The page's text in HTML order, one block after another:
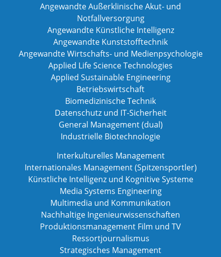
Angewandte Außerklinische Akut- und
Notfallversorgung
Angewandte Künstliche Intelligenz
Angewandte Kunststofftechnik
Angewandte Wirtschafts- und Medienpsychologie
Applied Life Science Technologies
Applied Sustainable Engineering
Betriebswirtschaft
Biomedizinische Technik
Datenschutz und IT-Sicherheit
General Management (dual)
Industrielle Biotechnologie
Interkulturelles Management
Internationales Management (Spitzensportler)
Künstliche Intelligenz und Kognitive Systeme
Media Systems Engineering
Multimedia und Kommunikation
Nachhaltige Ingenieurwissenschaften
Produktionsmanagement Film und TV
Ressortjournalismus
Strategisches Management